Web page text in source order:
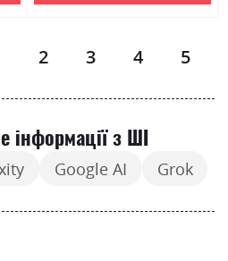
Page
2 3 4 5
інформації з ШІ
Google AI Grok